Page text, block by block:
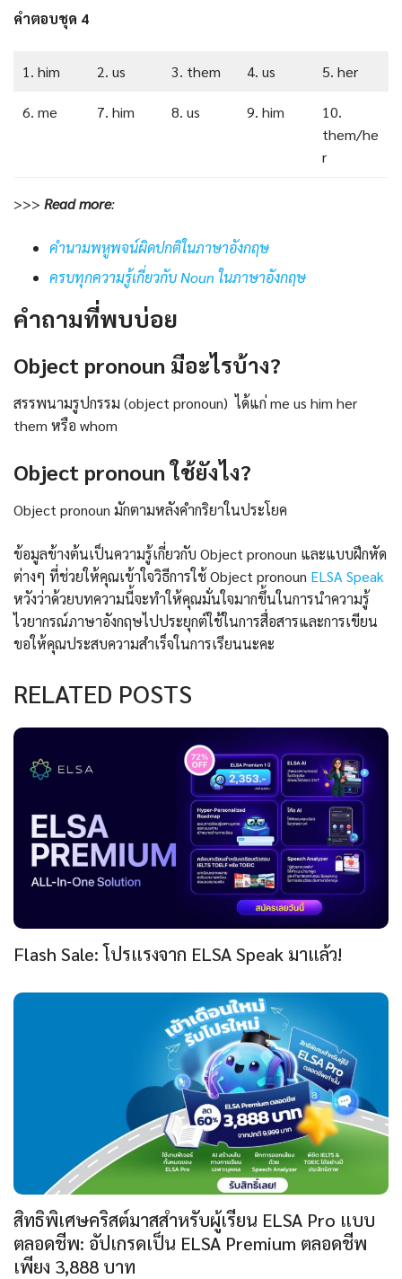
คำตอบชุด 4
1. him 2. us 3. them 4. us 5. her
6. me 7. him 8. us 9. him
10.
them/he
r
>>> Read more:
คำนามพหูพจน์ผิดปกติในภาษาอังกฤษ
ครบทุกความรู้เกี่ยวกับ Noun ในภาษาอังกฤษ
คำถามที่พบบ่อย
Object pronoun มีอะไรบ้าง?
สรรพนามรูปกรรม (object pronoun) ได้แก่ me us him her
them หรือ whom
Object pronoun ใช้ยังไง?
Object pronoun มักตามหลังคำกริยาในประโยค
ข้อมูลข้างต้นเป็นความรู้เกี่ยวกับ Object pronoun และแบบฝึกหัด
ต่างๆ ที่ช่วยให้คุณเข้าใจวิธีการใช้ Object pronoun ELSA Speak
หวังว่าด้วยบทความนี้จะทำให้คุณมั่นใจมากขึ้นในการนำความรู้
ไวยากรณ์ภาษาอังกฤษไปประยุกต์ใช้ในการสื่อสารและการเขียน
ขอให้คุณประสบความสำเร็จในการเรียนนะคะ
RELATED POSTS
Flash Sale: โปรแรงจาก ELSA Speak มาแล้ว!
สิทธิพิเศษคริสต์มาสสำหรับผู้เรียน ELSA Pro แบบ
ตลอดชีพ: อัปเกรดเป็น ELSA Premium ตลอดชีพ
เพียง 3,888 บาท